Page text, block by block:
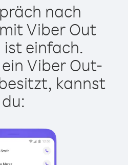
nach
Viber Out
einfach.
Viber Out-
kannst
du: